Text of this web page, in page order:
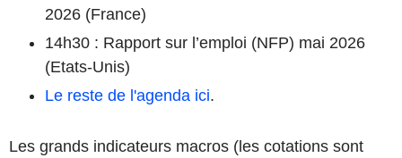
2026 (France)
14h30 : Rapport sur l’emploi (NFP) mai 2026
(Etats-Unis)
Le reste de l'agenda ici.
Les grands indicateurs macros (les cotations sont